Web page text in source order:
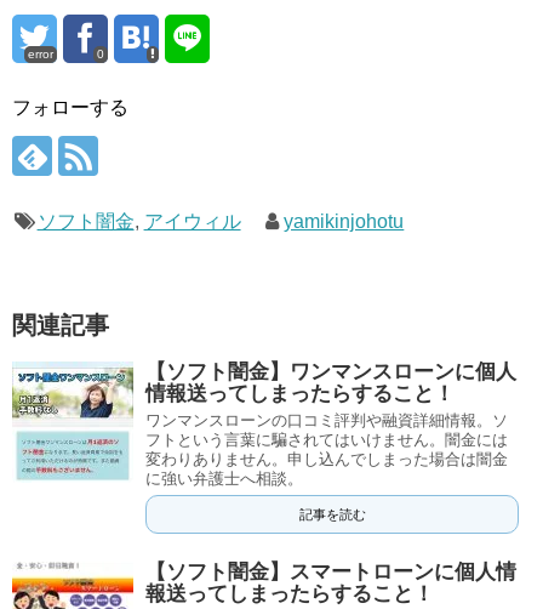
error 0
フォローする
ソフト闇金, アイウィル yamikinjohotu
関連記事
【ソフト闇金】ワンマンスローンに個人
情報送ってしまったらすること！
ワンマンスローンの口コミ評判や融資詳細情報。ソ
フトという言葉に騙されてはいけません。闇金には
変わりありません。申し込んでしまった場合は闇金
に強い弁護士へ相談。
記事を読む
【ソフト闇金】スマートローンに個人情
報送ってしまったらすること！